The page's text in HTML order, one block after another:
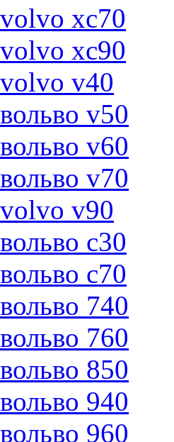
xc70
xc90
volvo v40
v50
v60
v70
volvo v90
c30
c70
740
760
850
940
960